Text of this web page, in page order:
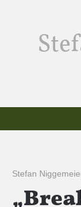
Stefan